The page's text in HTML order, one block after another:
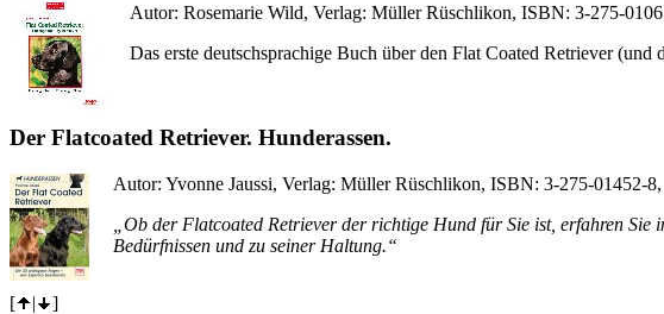
Autor: Rosemarie Wild, Verlag: Müller Rüschlikon, ISBN: 3-275-
Das erste deutschsprachige Buch über den Flat Coated Retriever (und
Der Flatcoated Retriever. Hunderassen.
Autor: Yvonne Jaussi, Verlag: Müller Rüschlikon, ISBN: 3-275-01452-8,
„Ob der Flatcoated Retriever der richtige Hund für Sie ist, erfahren
Bedürfnissen und zu seiner Haltung.“
[ | ]